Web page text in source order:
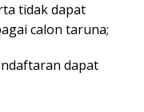
tidak dapat
calon taruna;
dapat